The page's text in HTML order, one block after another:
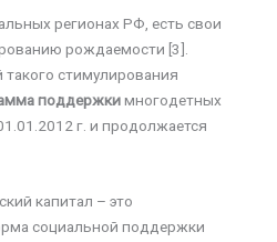
регионах РФ, есть свои
рождаемости [3].
стимулирования
поддержкимногодетных
г. и продолжается
капитал – это
социальной поддержки